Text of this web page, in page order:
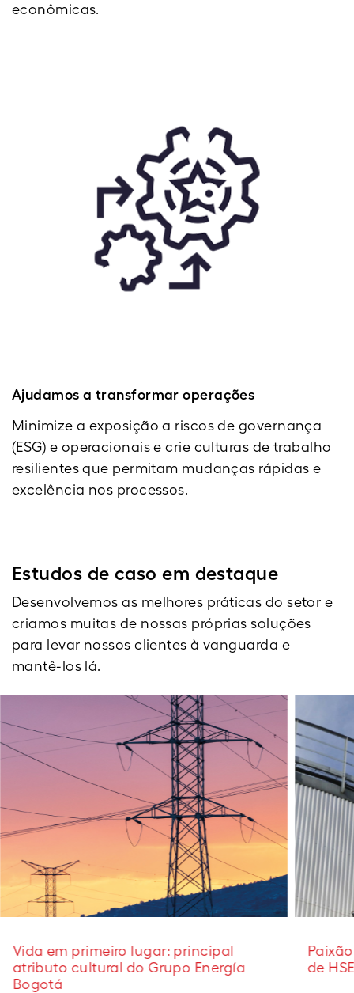
econômicas.
Ajudamos a transformar operações
Minimize a exposição a riscos de governança
(ESG) e operacionais e crie culturas de trabalho
resilientes que permitam mudanças rápidas e
excelência nos processos.
Estudos de caso em destaque
Desenvolvemos as melhores práticas do setor e
criamos muitas de nossas próprias soluções
para levar nossos clientes à vanguarda e
mantê-los lá.
Vida em primeiro lugar: principal
atributo cultural do Grupo Energía
Bogotá
de